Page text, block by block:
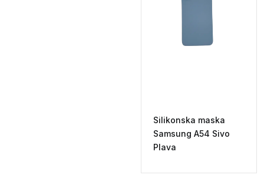
Silikonska maska
Samsung A54 Sivo
Plava